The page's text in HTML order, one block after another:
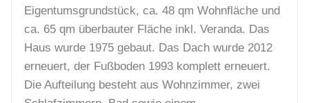
Eigentumsgrundstück, ca. 48 qm Wohnfläche und
ca. 65 qm überbauter Fläche inkl. Veranda. Das
Haus wurde 1975 gebaut. Das Dach wurde 2012
erneuert, der Fußboden 1993 komplett erneuert.
Die Aufteilung besteht aus Wohnzimmer, zwei